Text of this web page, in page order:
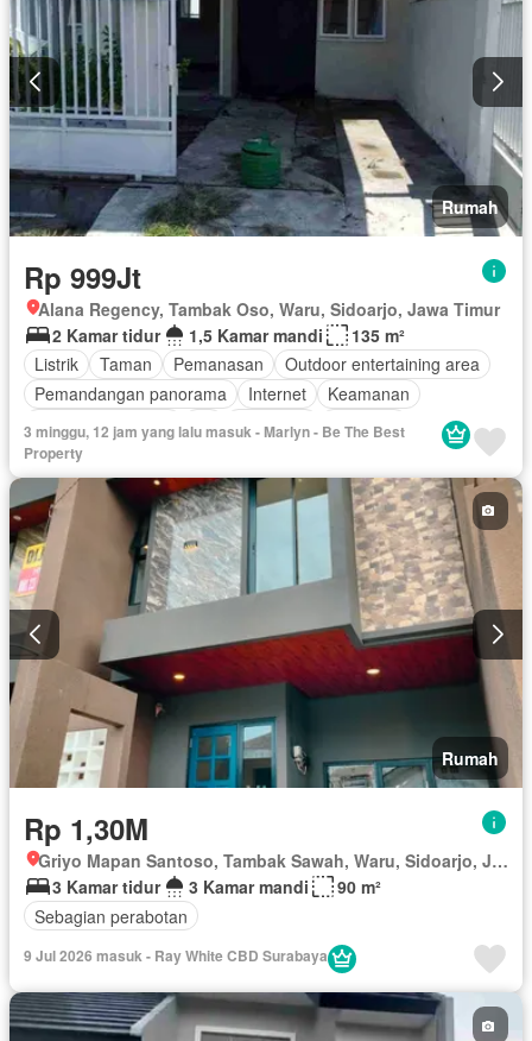
Rumah
Rp 999Jt
Alana Regency, Tambak Oso, Waru, Sidoarjo, Jawa Timur
2 Kamar tidur
1,5 Kamar mandi
135 m²
Listrik
Taman Pemanasan
Outdoor entertaining area
Pemandangan panorama
Internet
Keamanan
Keamanan 24 jam
Air Tangki air
Halaman
Tanpa perabotan
3 minggu, 12 jam yang lalu masuk - Marlyn - Be The Best
Property
Rumah
Rp 1,30M
Griyo Mapan Santoso, Tambak Sawah, Waru, Sidoarjo, Jawa Timur
3 Kamar tidur
3 Kamar mandi
90 m²
Sebagian perabotan
9 Jul 2026 masuk - Ray White CBD Surabaya